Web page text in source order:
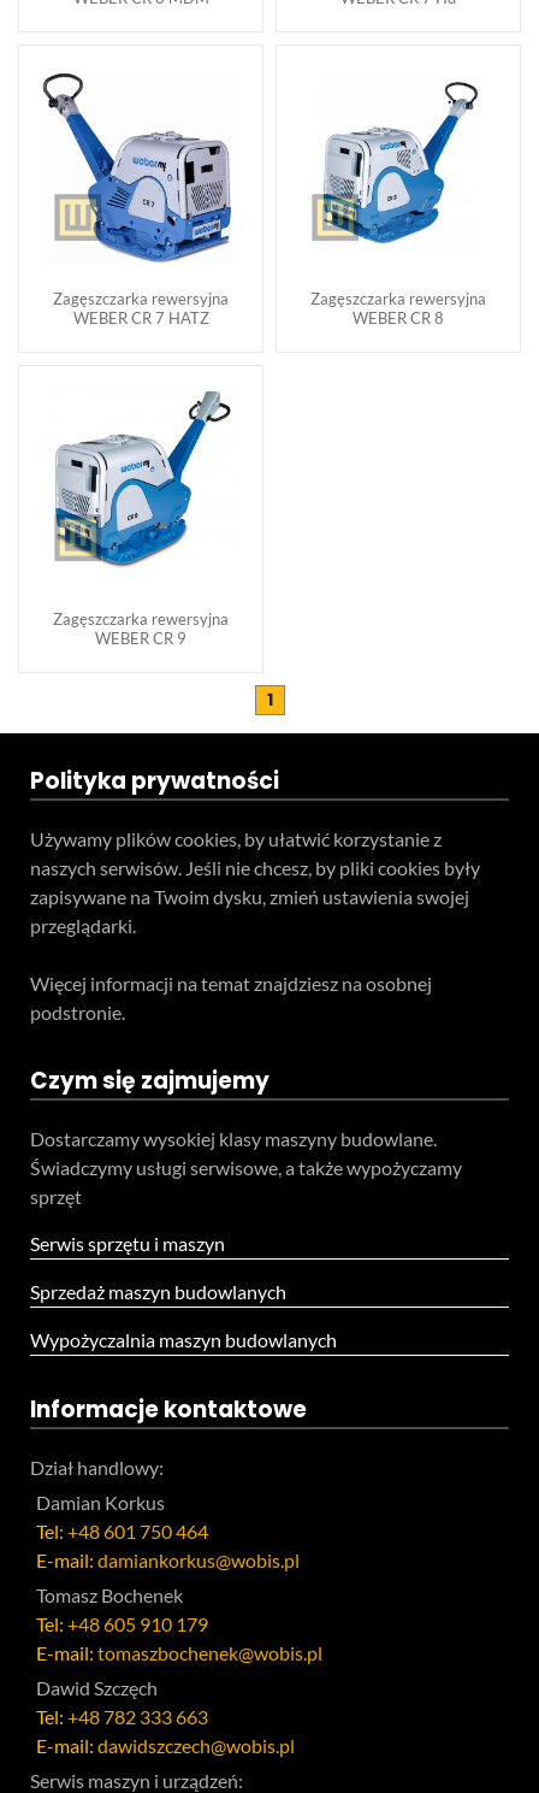
Zagęszczarka rewersyjna
WEBER CR 7 HATZ
Zagęszczarka rewersyjna
WEBER CR 8
Zagęszczarka rewersyjna
WEBER CR 9
1
Polityka prywatności
Używamy plików cookies, by ułatwić korzystanie z
naszych serwisów. Jeśli nie chcesz, by pliki cookies były
zapisywane na Twoim dysku, zmień ustawienia swojej
przeglądarki.
Więcej informacji na temat znajdziesz na osobnej
podstronie.
Czym się zajmujemy
Dostarczamy wysokiej klasy maszyny budowlane.
Świadczymy usługi serwisowe, a także wypożyczamy
sprzęt
Serwis sprzętu i maszyn
Sprzedaż maszyn budowlanych
Wypożyczalnia maszyn budowlanych
Informacje kontaktowe
Dział handlowy:
Damian Korkus
Tel: +48 601 750 464
E-mail: damiankorkus@wobis.pl
Tomasz Bochenek
Tel: +48 605 910 179
E-mail: tomaszbochenek@wobis.pl
Dawid Szczęch
Tel: +48 782 333 663
E-mail: dawidszczech@wobis.pl
Serwis maszyn i urządzeń: